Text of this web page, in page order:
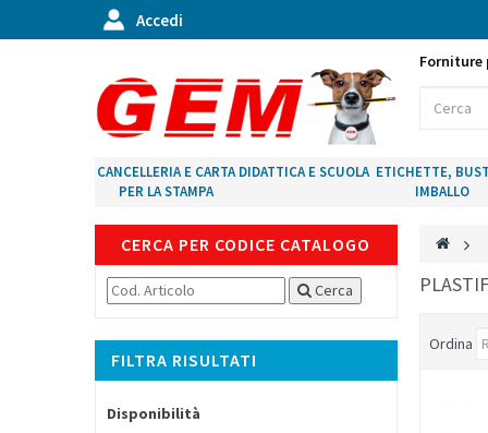
Accedi
Forniture
CANCELLERIA E CARTA
PER LA STAMPA
DIDATTICA E SCUOLA ETICHETTE,
IMBALLO
CERCA PER CODICE CATALOGO
Cerca
FILTRA RISULTATI
Disponibilità
>
Ordina